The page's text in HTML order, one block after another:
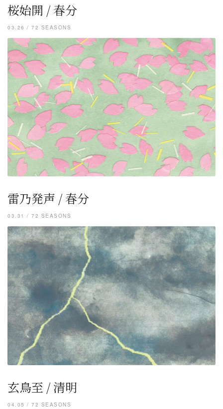
桜始開 / 春分
03.26 / 72 SEASONS
雷乃発声 / 春分
03.31 / 72 SEASONS
玄鳥至 / 清明
04.05 / 72 SEASONS